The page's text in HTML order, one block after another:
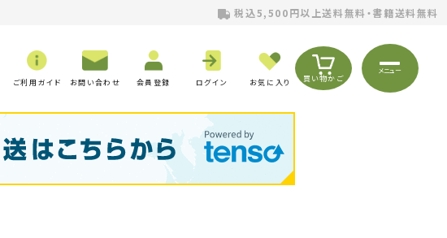
税込5,500円以上送料無料・書籍送料無料
ご利用ガイド お問い合わせ 会員登録 ログイン お気に入り 買い物かご
メニュー